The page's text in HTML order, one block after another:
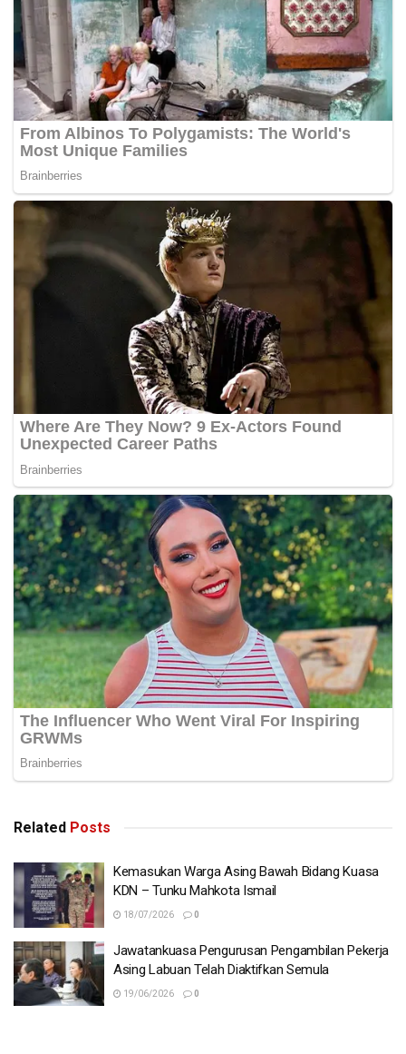
Related Posts
Kemasukan Warga Asing Bawah Bidang Kuasa
KDN – Tunku Mahkota Ismail
18/07/2026 0
Jawatankuasa Pengurusan Pengambilan Pekerja
Asing Labuan Telah Diaktifkan Semula
19/06/2026 0